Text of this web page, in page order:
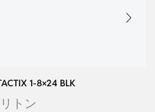
1-8×24 BLK
リトン